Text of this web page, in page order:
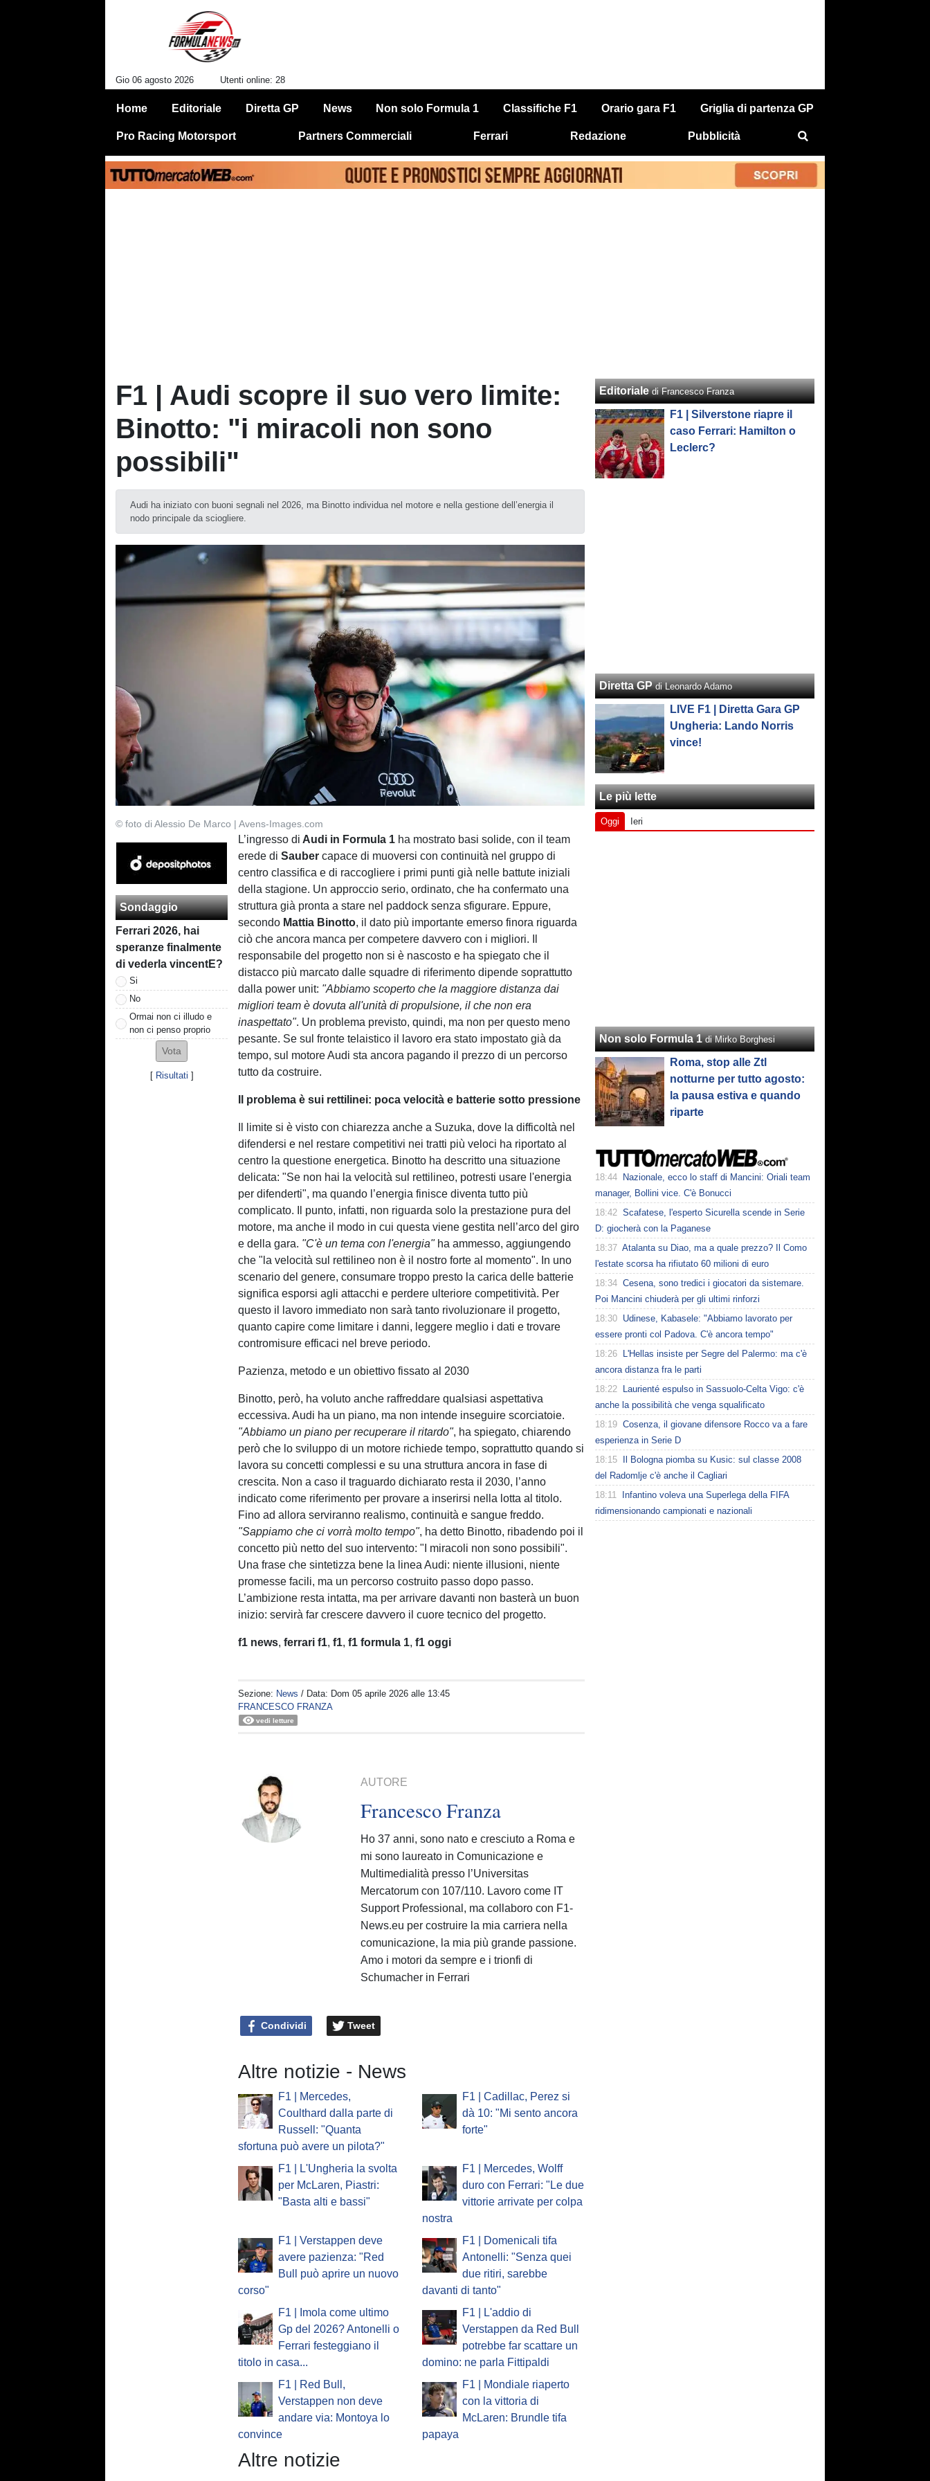
Gio 06 agosto 2026 Utenti online: 28
Home Editoriale Diretta GP News Non solo Formula 1 Classifiche F1 Orario gara F1 Griglia di partenza GP
Pro Racing Motorsport Partners Commerciali Ferrari Redazione Pubblicità
F1 | Audi scopre il suo vero limite:
Binotto: "i miracoli non sono
possibili"
Audi ha iniziato con buoni segnali nel 2026, ma Binotto individua nel motore e nella gestione dell’energia il
nodo principale da sciogliere.
© foto di Alessio De Marco | Avens-Images.com
Sondaggio
Ferrari 2026, hai
speranze finalmente
di vederla vincentE?
Si
No
Ormai non ci illudo e
non ci penso proprio
[ Risultati ]
L’ingresso di Audi in Formula 1 ha mostrato basi solide, con il team
erede diSauber capace di muoversi con continuità nel gruppo di
centro classifica e di raccogliere i primi punti già nelle battute iniziali
della stagione. Un approccio serio, ordinato, che ha confermato una
struttura già pronta a stare nel paddock senza sfigurare. Eppure,
secondo Mattia Binotto, il dato più importante emerso finora riguarda
ciò che ancora manca per competere davvero con i migliori. Il
responsabile del progetto non si è nascosto e ha spiegato che il
distacco più marcato dalle squadre di riferimento dipende soprattutto
dalla power unit: "Abbiamo scoperto che la maggiore distanza dai
migliori team è dovuta all'unità di propulsione, il che non era
inaspettato". Un problema previsto, quindi, ma non per questo meno
pesante. Se sul fronte telaistico il lavoro era stato impostato già da
tempo, sul motore Audi sta ancora pagando il prezzo di un percorso
tutto da costruire.
Il problema è sui rettilinei: poca velocità e batterie sotto pressione
Il limite si è visto con chiarezza anche a Suzuka, dove la difficoltà nel
difendersi e nel restare competitivi nei tratti più veloci ha riportato al
centro la questione energetica. Binotto ha descritto una situazione
delicata: "Se non hai la velocità sul rettilineo, potresti usare l'energia
per difenderti", ma quando l’energia finisce diventa tutto più
complicato. Il punto, infatti, non riguarda solo la prestazione pura del
motore, ma anche il modo in cui questa viene gestita nell’arco del giro
e della gara. "C'è un tema con l'energia" ha ammesso, aggiungendo
che "la velocità sul rettilineo non è il nostro forte al momento". In uno
scenario del genere, consumare troppo presto la carica delle batterie
significa esporsi agli attacchi e perdere ulteriore competitività. Per
questo il lavoro immediato non sarà tanto rivoluzionare il progetto,
quanto capire come limitare i danni, leggere meglio i dati e trovare
contromisure efficaci nel breve periodo.
Pazienza, metodo e un obiettivo fissato al 2030
Binotto, però, ha voluto anche raffreddare qualsiasi aspettativa
eccessiva. Audi ha un piano, ma non intende inseguire scorciatoie.
"Abbiamo un piano per recuperare il ritardo", ha spiegato, chiarendo
però che lo sviluppo di un motore richiede tempo, soprattutto quando si
lavora su concetti complessi e su una struttura ancora in fase di
crescita. Non a caso il traguardo dichiarato resta il 2030, l’anno
indicato come riferimento per provare a inserirsi nella lotta al titolo.
Fino ad allora serviranno realismo, continuità e sangue freddo.
"Sappiamo che ci vorrà molto tempo", ha detto Binotto, ribadendo poi il
concetto più netto del suo intervento: "I miracoli non sono possibili".
Una frase che sintetizza bene la linea Audi: niente illusioni, niente
promesse facili, ma un percorso costruito passo dopo passo.
L’ambizione resta intatta, ma per arrivare davanti non basterà un buon
inizio: servirà far crescere davvero il cuore tecnico del progetto.
f1 news,ferrari f1,f1,f1 formula 1,f1 oggi
Sezione: News / Data: Dom 05 aprile 2026 alle 13:45
FRANCESCO FRANZA
vedi letture
AUTORE
Francesco Franza
Ho 37 anni, sono nato e cresciuto a Roma e
mi sono laureato in Comunicazione e
Multimedialità presso l’Universitas
Mercatorum con 107/110. Lavoro come IT
Support Professional, ma collaboro con F1-
News.eu per costruire la mia carriera nella
comunicazione, la mia più grande passione.
Amo i motori da sempre e i trionfi di
Schumacher in Ferrari
Condividi Tweet
Altre notizie - News
F1 | Mercedes,
Coulthard dalla parte di
Russell: "Quanta
sfortuna può avere un pilota?"
F1 | Cadillac, Perez si
dà 10: "Mi sento ancora
forte"
F1 | L'Ungheria la svolta
per McLaren, Piastri:
"Basta alti e bassi"
F1 | Mercedes, Wolff
duro con Ferrari: "Le due
vittorie arrivate per colpa
nostra
F1 | Verstappen deve
avere pazienza: "Red
Bull può aprire un nuovo
corso"
F1 | Domenicali tifa
Antonelli: "Senza quei
due ritiri, sarebbe
davanti di tanto"
F1 | Imola come ultimo
Gp del 2026? Antonelli o
Ferrari festeggiano il
titolo in casa...
F1 | L'addio di
Verstappen da Red Bull
potrebbe far scattare un
domino: ne parla Fittipaldi
F1 | Red Bull,
Verstappen non deve
andare via: Montoya lo
convince
F1 | Mondiale riaperto
con la vittoria di
McLaren: Brundle tifa
papaya
Altre notizie
Editoriale di Francesco Franza
F1 | Silverstone riapre il
caso Ferrari: Hamilton o
Leclerc?
Diretta GP di Leonardo Adamo
LIVE F1 | Diretta Gara GP
Ungheria: Lando Norris
vince!
Le più lette
Oggi Ieri
Non solo Formula 1 di Mirko Borghesi
Roma, stop alle Ztl
notturne per tutto agosto:
la pausa estiva e quando
riparte
18:44
Nazionale, ecco lo staff di Mancini: Oriali team
manager, Bollini vice. C'è Bonucci
18:42 Scafatese, l'esperto Sicurella scende in Serie
D: giocherà con la Paganese
18:37 Atalanta su Diao, ma a quale prezzo? Il Como
l'estate scorsa ha rifiutato 60 milioni di euro
18:34 Cesena, sono tredici i giocatori da sistemare.
Poi Mancini chiuderà per gli ultimi rinforzi
18:30 Udinese, Kabasele: "Abbiamo lavorato per
essere pronti col Padova. C'è ancora tempo"
18:26
L'Hellas insiste per Segre del Palermo: ma c'è
ancora distanza fra le parti
18:22
Laurienté espulso in Sassuolo-Celta Vigo: c'è
anche la possibilità che venga squalificato
18:19 Cosenza, il giovane difensore Rocco va a fare
esperienza in Serie D
18:15
Il Bologna piomba su Kusic: sul classe 2008
del Radomlje c'è anche il Cagliari
18:11
Infantino voleva una Superlega della FIFA
ridimensionando campionati e nazionali